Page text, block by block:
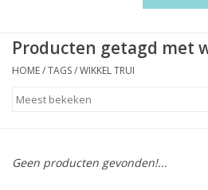
Schoenen
Producten getagd met
HOME/TAGS/WIKKEL TRUI
Geen producten gevonden!...